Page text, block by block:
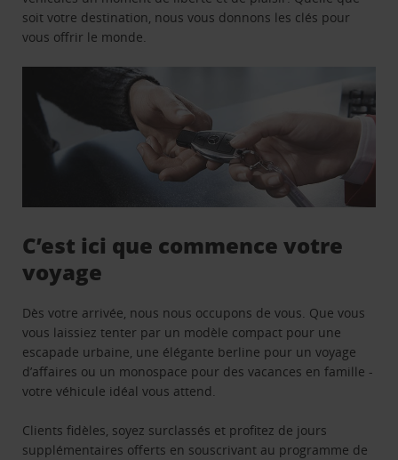
soit votre destination, nous vous donnons les clés pour
vous offrir le monde.
C’est ici que commence votre
voyage
Dès votre arrivée, nous nous occupons de vous. Que vous
vous laissiez tenter par un modèle compact pour une
escapade urbaine, une élégante berline pour un voyage
d’affaires ou un monospace pour des vacances en famille -
votre véhicule idéal vous attend.
Clients fidèles, soyez surclassés et profitez de jours
supplémentaires offerts en souscrivant au programme de